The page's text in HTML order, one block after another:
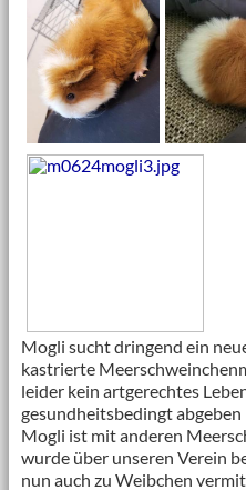
Mogli sucht dringend ein
kastrierte
leider kein artgerechtes
gesundheitsbedingt abgeben
Mogli ist mit anderen
wurde über unseren Verein
nun auch zu Weibchen